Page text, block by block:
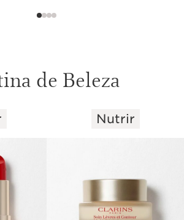
de Beleza
Nutrir